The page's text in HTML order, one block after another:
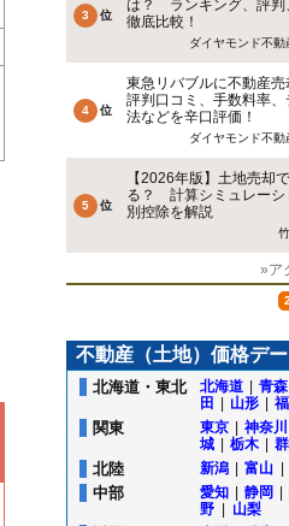
は？ ランキング、評判
徹底比較！
ダイヤモンド不動
東急リバブルに不動産
評判口コミ、手数料率
法などを辛口評価！
ダイヤモンド不動
【2026年版】土地売却
る？ 計算シミュレーシ
別控除を解説
»ア
不動産（土地）価格デ
北海道・東北 北海道 青森
田
山形
関東 東京 神奈川
城
栃木
北陸 新潟 富山
中部 愛知 静岡
野
山梨